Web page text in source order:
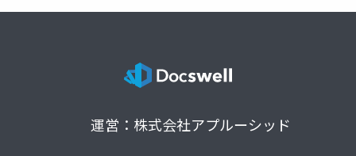
運営：株式会社アプルーシッド